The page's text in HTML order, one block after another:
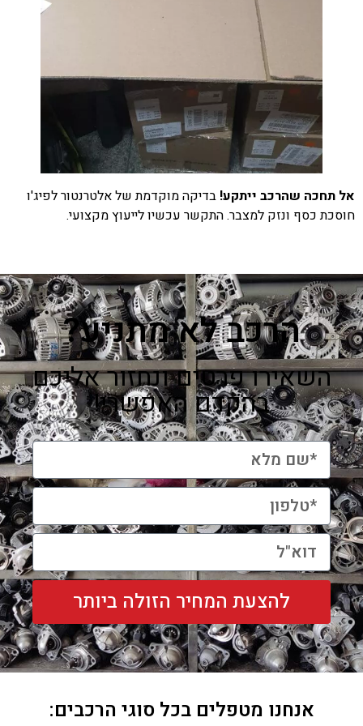
אל תחכה שהרכב ייתקע! בדיקה מוקדמת של אלטרנטור לפיג'ו
חוסכת כסף ונזק למצבר. התקשר עכשיו לייעוץ מקצועי.
הרכב לא מתניע?
השאירו פרטים ונחזור אליכם
בהקדם האפשרי!
להצעת המחיר הזולה ביותר
אנחנו מטפלים בכל סוגי הרכבים: